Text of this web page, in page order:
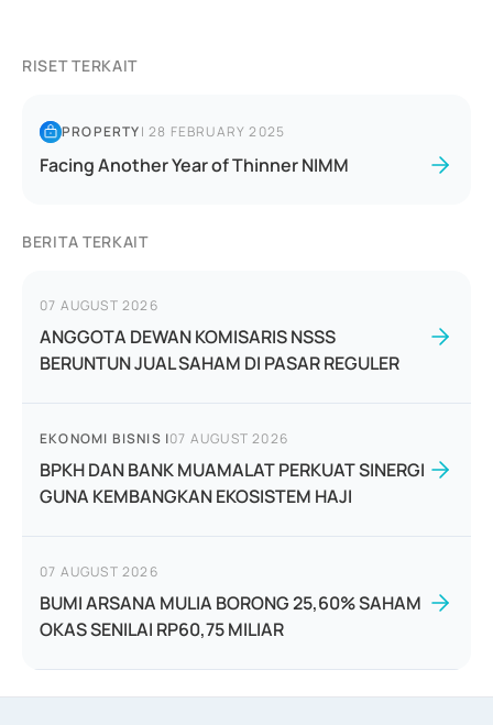
RISET TERKAIT
PROPERTY|28 FEBRUARY 2025
Facing Another Year of Thinner NIMM
BERITA TERKAIT
07 AUGUST 2026
ANGGOTA DEWAN KOMISARIS NSSS
BERUNTUN JUAL SAHAM DI PASAR REGULER
EKONOMI BISNIS |07 AUGUST 2026
BPKH DAN BANK MUAMALAT PERKUAT SINERGI
GUNA KEMBANGKAN EKOSISTEM HAJI
07 AUGUST 2026
BUMI ARSANA MULIA BORONG 25,60% SAHAM
OKAS SENILAI RP60,75 MILIAR